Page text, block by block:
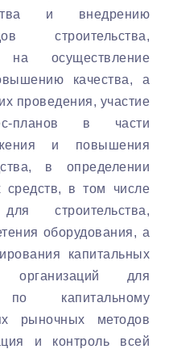
и внедрению
строительства,
осуществление
качества, а
проведения, участие
планов в части
и повышения
в определении
в том числе
строительства,
оборудования, а
капитальных
организаций для
капитальному
рыночных методов
и контроль всей